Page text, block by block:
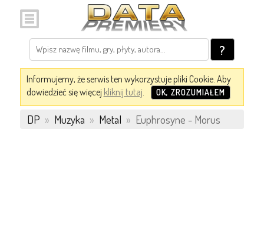
?
Informujemy, że serwis ten wykorzystuje pliki Cookie. Aby
dowiedzieć się więcej kliknij tutaj. OK, ZROZUMIAŁEM
DP » Muzyka » Metal » Euphrosyne - Morus